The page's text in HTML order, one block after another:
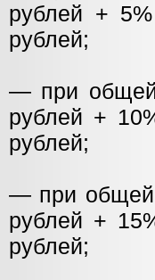
рублей +
рублей;
— при
рублей +
рублей;
— при общей
рублей +
рублей;